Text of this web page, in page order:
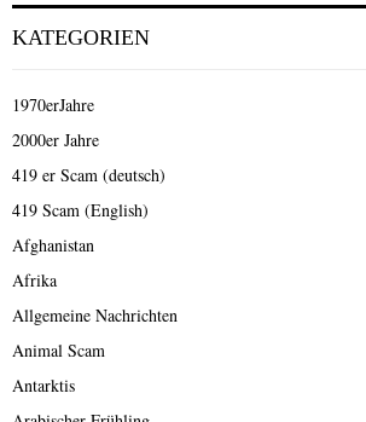
KATEGORIEN
1970erJahre
2000er Jahre
419 er Scam (deutsch)
419 Scam (English)
Afghanistan
Afrika
Allgemeine Nachrichten
Animal Scam
Antarktis